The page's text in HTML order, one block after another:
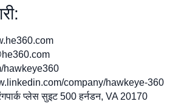
hawkeye360
company/hawkeye-360
प्लेस सुइट 500 हर्नडन, VA 20170